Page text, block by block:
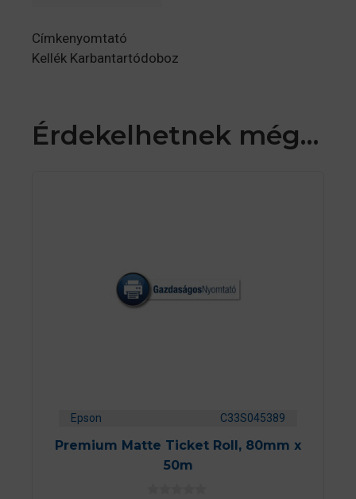
Címkenyomtató
Kellék Karbantartódoboz
Érdekelhetnek még…
Epson C33S045389
Premium Matte Ticket Roll, 80mm x
50m